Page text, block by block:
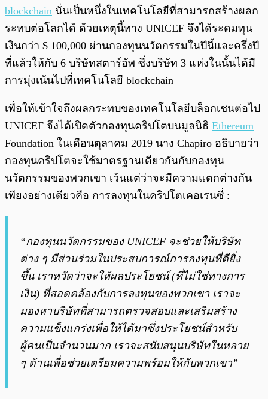
blockchain นั่นเป็นหนึ่งในเทคโนโลยีที่สามารถสร้างผลก
ระทบต่อโลกได้ ด้วยเหตุนี้ทาง UNICEF จึงได้ระดมทุน
เงินกว่า $ 100,000 ผ่านกองทุนนวัตกรรมในปีนี้และครึ่งปี
ที่แล้วให้กับ 6 บริษัทสตาร์อัพ ซึ่งบริษัท 3 แห่งในนั้นได้มี
การมุ่งเน้นไปที่เทคโนโลยี blockchain
เพื่อให้เข้าใจถึงผลกระทบของเทคโนโลยีบล็อกเชนต่อไป
UNICEF จึงได้เปิดตัวกองทุนคริปโตบนมูลนิธิ Ethereum
Foundation ในเดือนตุลาคม 2019 นาง Chapiro อธิบายว่า
กองทุนคริปโตจะใช้มาตรฐานเดียวกันกับกองทุน
นวัตกรรมของพวกเขา เว้นแต่ว่าจะมีความแตกต่างกัน
เพียงอย่างเดียวคือ การลงทุนในคริปโตเคอเรนซี่ :
“กองทุนนวัตกรรมของ UNICEF จะช่วยให้บริษัท
ต่าง ๆ มีส่วนร่วมในประสบการณ์การลงทุนที่ดียิ่ง
ขึ้น เราหวัดว่าจะให้ผลประโยชน์ (ที่ไม่ใช่ทางการ
เงิน) ที่สอดคล้องกับการลงทุนของพวกเขา เราจะ
มองหาบริษัทที่สามารถตรวจสอบและเสริมสร้าง
ความแข็งแกร่งเพื่อให้ได้มาซึ่งประโยชน์สำหรับ
ผู้คนเป็นจำนวนมาก เราจะสนับสนุนบริษัทในหลาย
ๆ ด้านเพื่อช่วยเตรียมความพร้อมให้กับพวกเขา”